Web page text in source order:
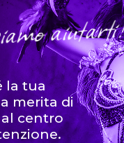
aiutarti!
la tua
merita di
al centro